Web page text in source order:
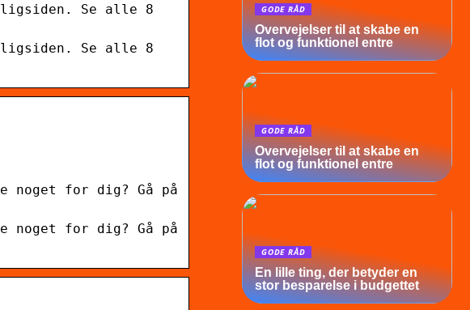
Se alle 8
Se alle 8
noget for dig? Gå på
noget for dig? Gå på
GODE RÅD
Overvejelser til at skabe en
flot og funktionel entre
GODE RÅD
Overvejelser til at skabe en
flot og funktionel entre
GODE RÅD
En lille ting, der betyder en
stor besparelse i budgettet